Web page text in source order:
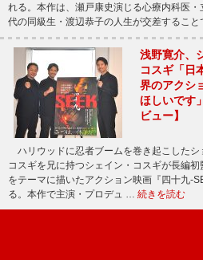
れる。本作は、瀬戸康史演じる心療内科医
代の同級生・渡辺恭子の人生が交差するこ
浅野寛介、
コスギ「日
界のアクシ
ほしいです
ビュー】
ハリウッドに忍者ブームを巻き起こしたシ
コスギを兄に持つシェイン・コスギが長編
をテーマに描いたアクション映画『四十九-
る。本作で主演・プロデュ … 続きを読む